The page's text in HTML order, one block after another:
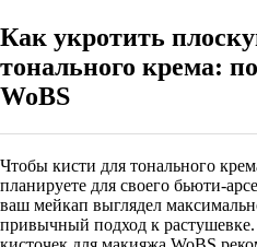
Как укротить
тонального крема:
WoBS
Чтобы кисти для тонального
планируете для своего бьюти-
ваш мейкап выглядел
привычный подход к